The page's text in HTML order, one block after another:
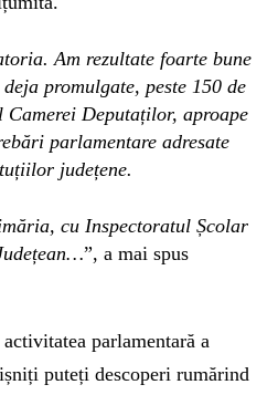
Am rezultate foarte bune
promulgate, peste 150 de
Deputaților, aproape
parlamentare adresate
județene.
cu Inspectoratul Școlar
”, a mai spus
parlamentară a
puteți descoperi rumărind